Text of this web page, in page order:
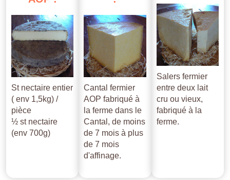
St nectaire entier
( env 1,5kg) /
pièce
½ st nectaire
(env 700g)
Cantal fermier
AOP fabriqué à
la ferme dans le
Cantal, de moins
de 7 mois à plus
de 7 mois
d'affinage.
Salers fermier
entre deux lait
cru ou vieux,
fabriqué à la
ferme.